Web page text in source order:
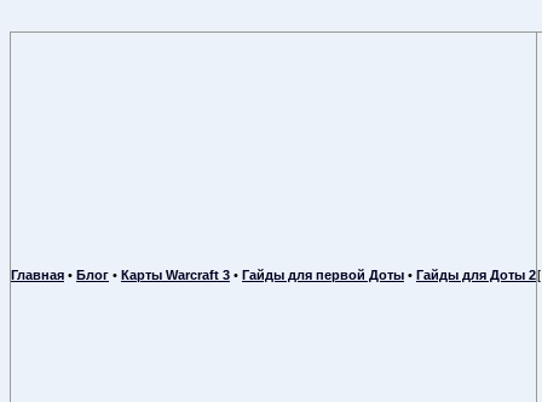
Главная • Блог • Карты Warcraft 3 • Гайды для первой Доты • Гайды для Доты 2